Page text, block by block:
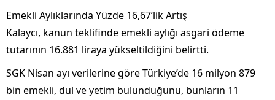
Emekli Aylıklarında Yüzde 16,67’lik Artış
Kalaycı, kanun teklifinde emekli aylığı asgari ödeme
tutarının 16.881 liraya yükseltildiğini belirtti.
SGK Nisan ayı verilerine göre Türkiye’de 16 milyon 879
bin emekli, dul ve yetim bulunduğunu, bunların 11